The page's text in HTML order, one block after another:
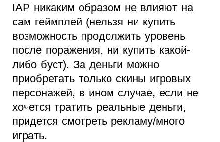
IAP никаким образом не влияют на
сам геймплей (нельзя ни купить
возможность продолжить уровень
после поражения, ни купить какой-
либо буст). За деньги можно
приобретать только скины игровых
персонажей, в ином случае, если не
хочется тратить реальные деньги,
придется смотреть рекламу/много
играть.